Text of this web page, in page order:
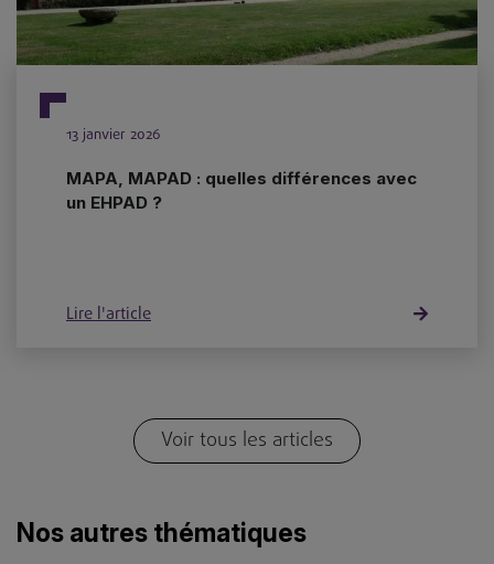
13 janvier 2026
MAPA, MAPAD : quelles différences avec
un EHPAD ?
Lire l'article
Voir tous les articles
Nos autres thématiques